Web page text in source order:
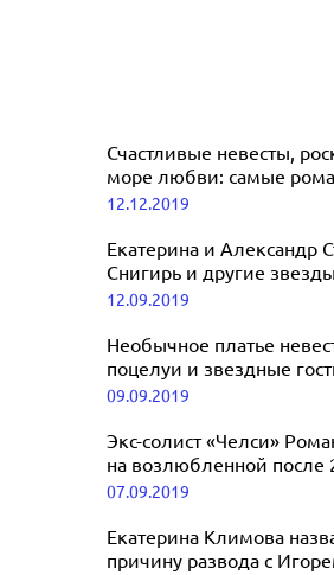
Счастливые невесты,
море любви: самые
свадебные видео звезд в
12.12.2019
Екатерина и
Снигирь и другие
фильма «Тайна печати
12.09.2019
Необычное платье
поцелуи и звездные
свадьба Романа
09.09.2019
Экс-солист «Челси»
на возлюбленной после
07.09.2019
Екатерина Климова
причину развода с